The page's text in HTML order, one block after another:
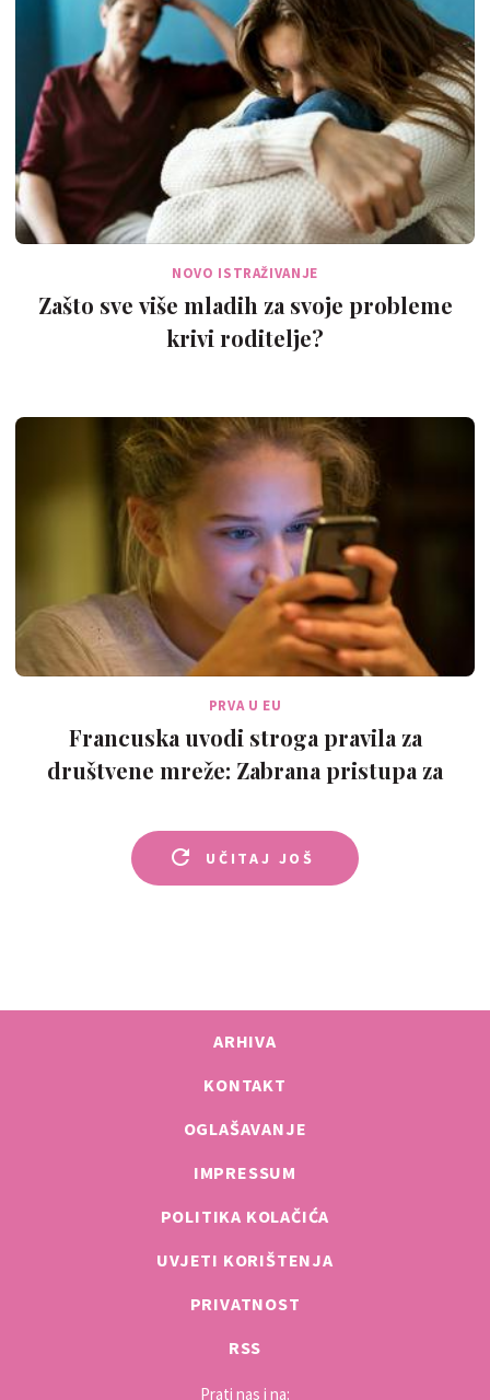
NOVO ISTRAŽIVANJE
Zašto sve više mladih za svoje probleme
krivi roditelje?
PRVA U EU
Francuska uvodi stroga pravila za
društvene mreže: Zabrana pristupa za
UČITAJ JOŠ
ARHIVA
KONTAKT
OGLAŠAVANJE
IMPRESSUM
POLITIKA KOLAČIĆA
UVJETI KORIŠTENJA
PRIVATNOST
RSS
Prati nas i na: